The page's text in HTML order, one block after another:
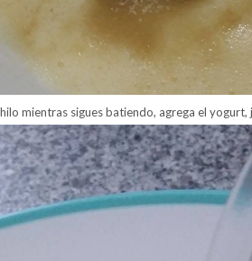
mientras sigues batiendo, agrega el